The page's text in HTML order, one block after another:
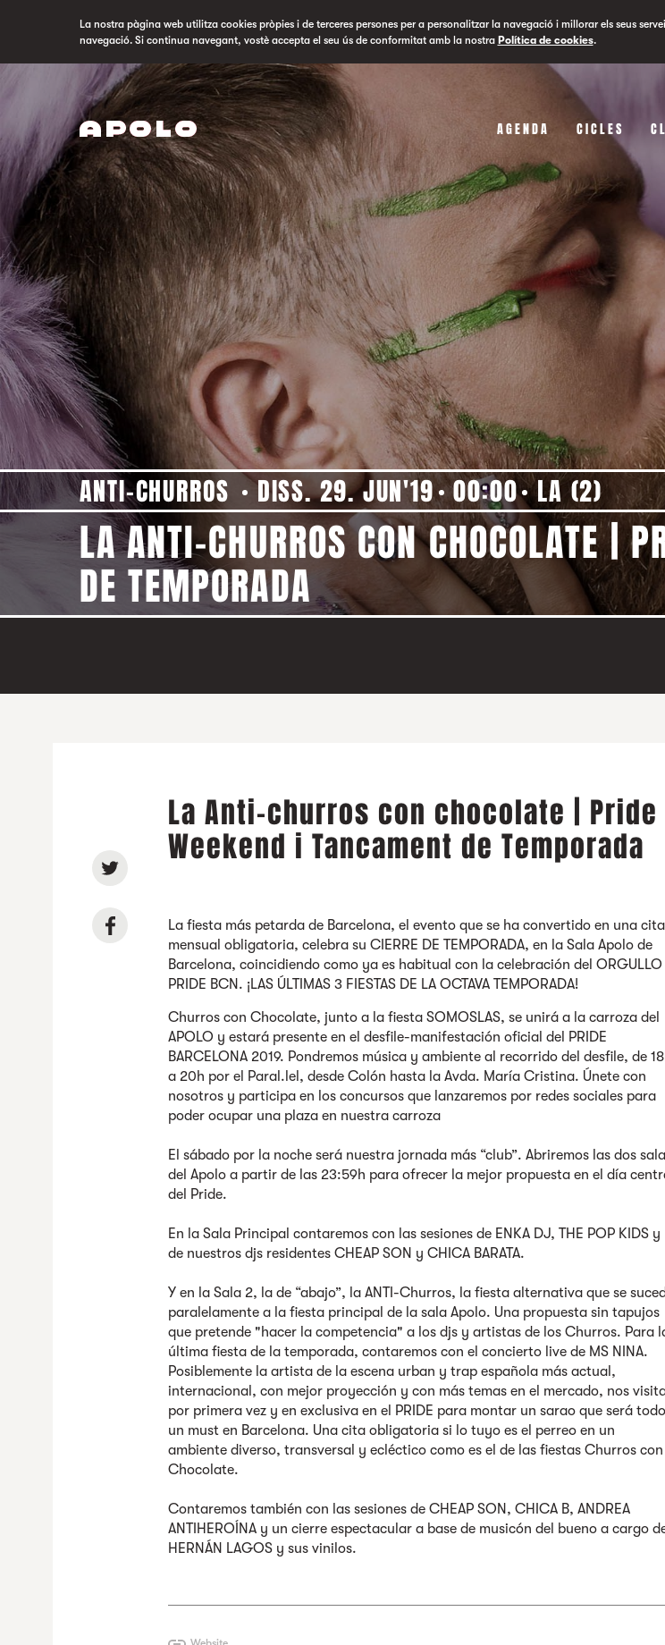
La nostra pàgina web utilitza cookies pròpies i de terceres persones per a personalitzar la navegació i millorar els seus
navegació. Si continua navegant, vostè accepta el seu ús de conformitat amb la nostra Política de cookies.
AGENDA CICLES
ANTI-CHURROS DISS. 29. JUN'19 00:00 LA (2)
LA ANTI-CHURROS CON CHOCOLATE |
DE TEMPORADA
La Anti-churros con chocolate | Pride
Weekend i Tancament de Temporada
La fiesta más petarda de Barcelona, el evento que se ha convertido en una cita
mensual obligatoria, celebra su CIERRE DE TEMPORADA, en la Sala Apolo de
Barcelona, coincidiendo como ya es habitual con la celebración del ORGULLO
PRIDE BCN. ¡LAS ÚLTIMAS 3 FIESTAS DE LA OCTAVA TEMPORADA!
Churros con Chocolate, junto a la fiesta SOMOSLAS, se unirá a la carroza del
APOLO y estará presente en el desfile-manifestación oficial del PRIDE
BARCELONA 2019. Pondremos música y ambiente al recorrido del desfile, de
a 20h por el Paral.lel, desde Colón hasta la Avda. María Cristina. Únete con
nosotros y participa en los concursos que lanzaremos por redes sociales para
poder ocupar una plaza en nuestra carroza
El sábado por la noche será nuestra jornada más “club”. Abriremos las dos
del Apolo a partir de las 23:59h para ofrecer la mejor propuesta en el día
del Pride.
En la Sala Principal contaremos con las sesiones de ENKA DJ, THE POP KIDS y
de nuestros djs residentes CHEAP SON y CHICA BARATA.
Y en la Sala 2, la de “abajo”, la ANTI-Churros, la fiesta alternativa que se
paralelamente a la fiesta principal de la sala Apolo. Una propuesta sin tapujos
que pretende "hacer la competencia" a los djs y artistas de los Churros. Para
última fiesta de la temporada, contaremos con el concierto live de MS NINA.
Posiblemente la artista de la escena urban y trap española más actual,
internacional, con mejor proyección y con más temas en el mercado, nos
por primera vez y en exclusiva en el PRIDE para montar un sarao que será todo
un must en Barcelona. Una cita obligatoria si lo tuyo es el perreo en un
ambiente diverso, transversal y ecléctico como es el de las fiestas Churros con
Chocolate.
Contaremos también con las sesiones de CHEAP SON, CHICA B, ANDREA
ANTIHEROÍNA y un cierre espectacular a base de musicón del bueno a cargo
HERNÁN LAGOS y sus vinilos.